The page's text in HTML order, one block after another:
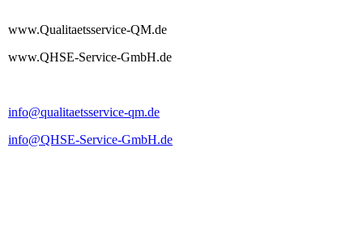
www.Qualitaetsservice-QM.de
www.QHSE-Service-GmbH.de
info@qualitaetsservice-qm.de
info@QHSE-Service-GmbH.de